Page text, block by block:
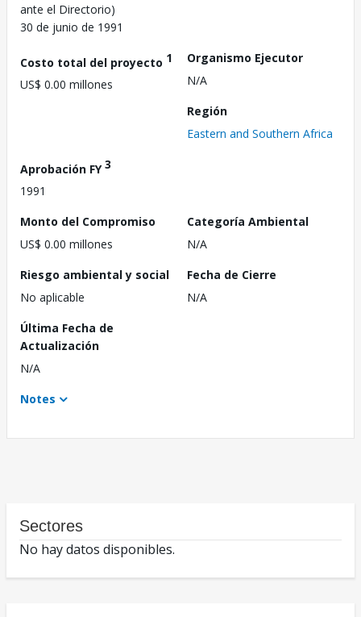
ante el Directorio)
30 de junio de 1991
Costo total del proyecto 1
US$ 0.00 millones
Organismo Ejecutor
N/A
Región
Eastern and Southern Africa
Aprobación FY3
1991
Monto del Compromiso
US$ 0.00 millones
Categoría Ambiental
N/A
Riesgo ambiental y social
No aplicable
Fecha de Cierre
N/A
Última Fecha de
Actualización
N/A
Notes
Sectores
No hay datos disponibles.